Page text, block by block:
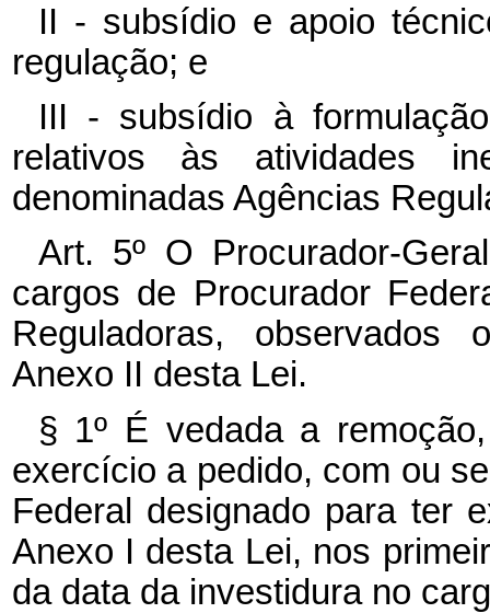
II - subsídio e apoio
regulação; e
III - subsídio à
relativos às atividades
denominadas Agências
Art. 5º O Procurador-
cargos de Procurador
Reguladoras, observados
Anexo II desta Lei.
§ 1º É vedada a
exercício a pedido, com ou
Federal designado para ter
Anexo I desta Lei, nos
da data da investidura no